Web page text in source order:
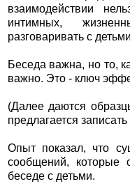
взаимодействии
интимных,
разговаривать с
Беседа важна, но то,
важно. Это - ключ
(Далее даются
предлагается
Опыт показал, что
сообщений, которые
беседе с детьми.